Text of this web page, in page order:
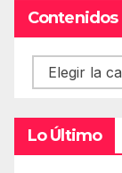
Contenidos
Contenidos
Lo Último